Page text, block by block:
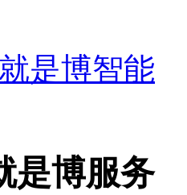
是博智能
是博服务